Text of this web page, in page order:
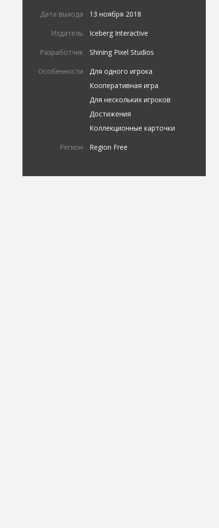
Дата выхода 13 ноября 2018
Издатель Iceberg Interactive
Разработчик Shining Pixel Studios
Особенности
Для одного игрока
Кооперативная игра
Для нескольких игроков
Достижения
Коллекционные карточки
Регион Region Free